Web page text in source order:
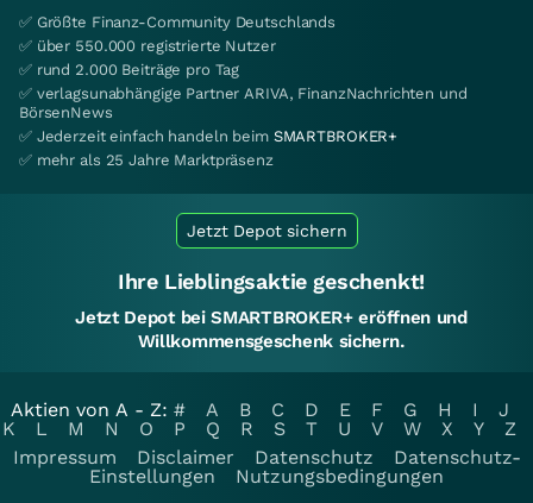
✅ Größte Finanz-Community Deutschlands
✅ über 550.000 registrierte Nutzer
✅ rund 2.000 Beiträge pro Tag
✅ verlagsunabhängige Partner ARIVA, FinanzNachrichten und
BörsenNews
✅ Jederzeit einfach handeln beim SMARTBROKER+
✅ mehr als 25 Jahre Marktpräsenz
Jetzt Depot sichern
Ihre Lieblingsaktie geschenkt!
Jetzt Depot bei SMARTBROKER+ eröffnen und
Willkommensgeschenk sichern.
Aktien von A - Z: # A B C D E F G H I
J
K
L M N O P Q R S T U V W X Y
Z
Impressum
Disclaimer Datenschutz
Datenschutz-
Einstellungen
Nutzungsbedingungen